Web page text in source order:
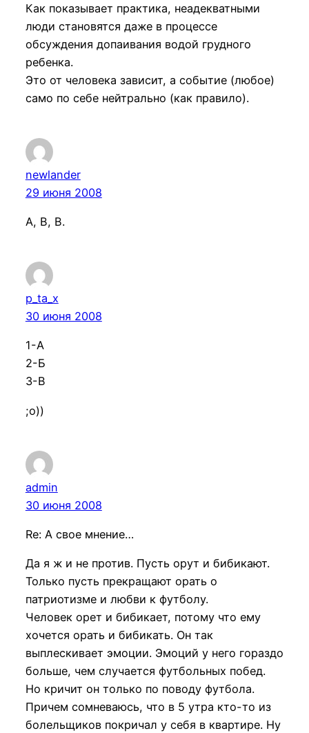
Как показывает практика, неадекватными
люди становятся даже в процессе
обсуждения допаивания водой грудного
ребенка.
Это от человека зависит, а событие (любое)
само по себе нейтрально (как правило).
newlander
29 июня 2008
А, В, В.
p_ta_x
30 июня 2008
1-А
2-Б
3-В
;о))
admin
30 июня 2008
Re: А свое мнение…
Да я ж и не против. Пусть орут и бибикают.
Только пусть прекращают орать о
патриотизме и любви к футболу.
Человек орет и бибикает, потому что ему
хочется орать и бибикать. Он так
выплескивает эмоции. Эмоций у него гораздо
больше, чем случается футбольных побед.
Но кричит он только по поводу футбола.
Причем сомневаюсь, что в 5 утра кто-то из
болельщиков покричал у себя в квартире. Ну